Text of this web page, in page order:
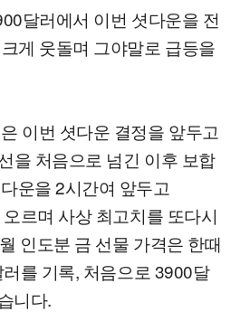
달러에서 이번 셧다운을 전
게 웃돌며 그야말로 급등을
이번 셧다운 결정을 앞두고
을 처음으로 넘긴 이후 보합
운을 2시간여 앞두고
르며 사상 최고치를 또다시
인도분 금 선물 가격은 한때
를 기록, 처음으로 3900달
니다.